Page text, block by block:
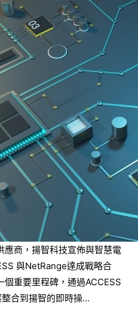
商，揚智科技宣佈與智慧電
與NetRange達成戰略合
重要里程碑，通過ACCESS
合到揚智的即時操...